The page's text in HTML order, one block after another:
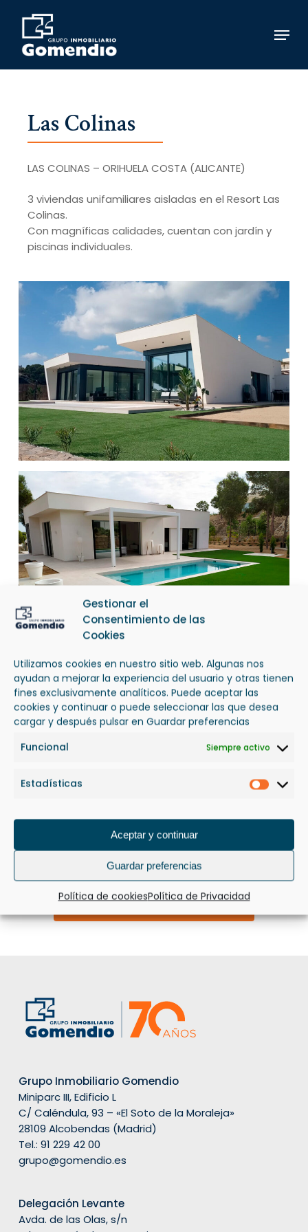
Gestionar el
Consentimiento de las
Cookies
Utilizamos cookies en nuestro sitio web. Algunas nos
ayudan a mejorar la experiencia del usuario y otras tienen
fines exclusivamente analíticos. Puede aceptar las
cookies y continuar o puede seleccionar las que desea
cargar y después pulsar en Guardar preferencias
Funcional
Siempre activo
Estadísticas
Aceptar y continuar
Guardar preferencias
Política de cookiesPolítica de Privacidad
main
content
Menu
Las Colinas
LAS COLINAS – ORIHUELA COSTA (ALICANTE)
3 viviendas unifamiliares aisladas en el Resort Las
Colinas.
Con magníficas calidades, cuentan con jardín y
piscinas individuales.
CONSTRUCCIÓN RESIDENCIAL
Grupo Inmobiliario Gomendio
Miniparc III, Edificio L
C/ Caléndula, 93 – «El Soto de la Moraleja»
28109 Alcobendas (Madrid)
Tel.: 91 229 42 00
grupo@gomendio.es
Delegación Levante
Avda. de las Olas, s/n